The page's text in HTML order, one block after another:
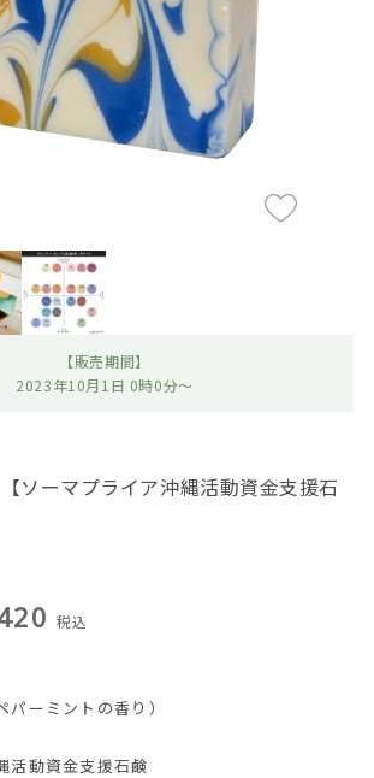
【販売期間】
2023年10月1日 0時0分～
ソーマプライア沖縄活動資金支援石
税込
パーミントの香り）
活動資金支援石鹸